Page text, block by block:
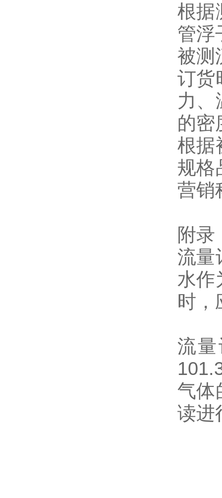
根据
管浮
被测
订货
力、
的密
根据
规格
营销
附录
流量
水作
时，
流
气体
读进